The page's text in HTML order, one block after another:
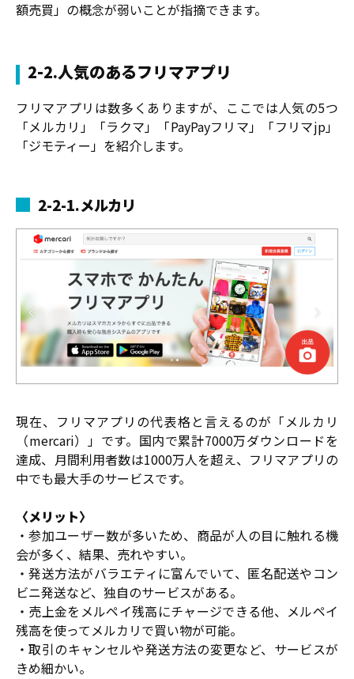
額売買」の概念が弱いことが指摘できます。
2-2.人気のあるフリマアプリ
フリマアプリは数多くありますが、ここでは人気の5つ
「メルカリ」「ラクマ」「PayPayフリマ」「フリマjp」
「ジモティー」を紹介します。
2-2-1.メルカリ
現在、フリマアプリの代表格と言えるのが「メルカリ
（mercari）」です。国内で累計7000万ダウンロードを
達成、月間利用者数は1000万人を超え、フリマアプリの
中でも最大手のサービスです。
〈メリット〉
・参加ユーザー数が多いため、商品が人の目に触れる機
会が多く、結果、売れやすい。
・発送方法がバラエティに富んでいて、匿名配送やコン
ビニ発送など、独自のサービスがある。
・売上金をメルペイ残高にチャージできる他、メルペイ
残高を使ってメルカリで買い物が可能。
・取引のキャンセルや発送方法の変更など、サービスが
きめ細かい。